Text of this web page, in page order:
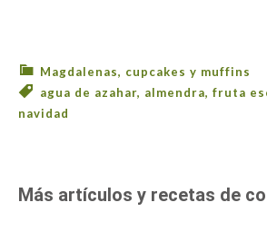
Magdalenas, cupcakes y muffins
agua de azahar, almendra, fruta
navidad
Más artículos y recetas de